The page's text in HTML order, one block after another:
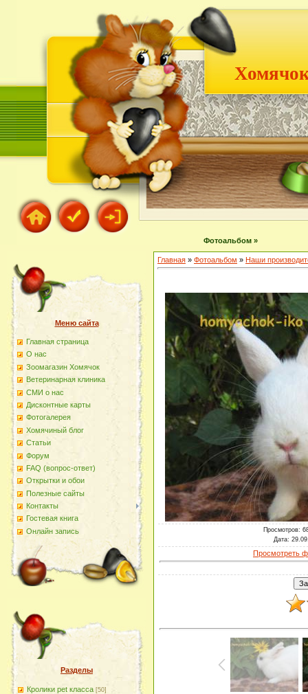
Фотоальбом »
Меню сайта
Главная страница
О наc
Зоомагазин Хомячок
Ветеринарная клиника
СМИ о нас
Дисконтные карты
Фотогалерея
Хомячиный блог
Статьи
Форум
FAQ (вопрос-ответ)
Открытки и обои
Полезные сайты
Контакты
Гостевая книга
Онлайн запись
Разделы
Кролики pet класса [50]
Главная » Фотоальбом » Наши
Просмотров:
Дата:
Просмотреть